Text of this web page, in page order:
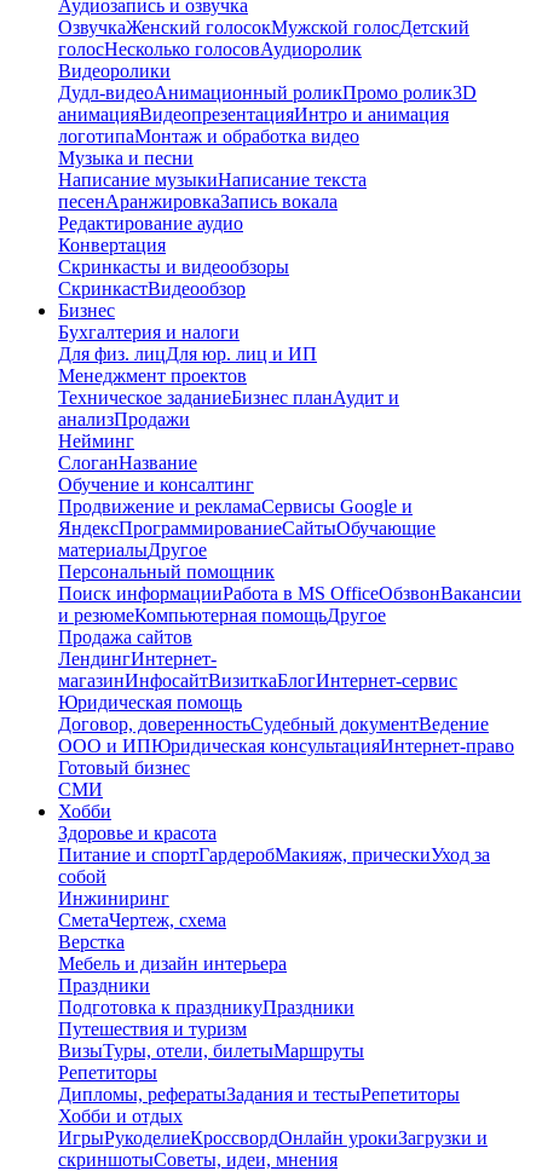
Аудиозапись и озвучка
ОзвучкаЖенский голосокМужской голосДетский
голосНесколько голосовАудиоролик
Видеоролики
Дудл-видеоАнимационный роликПромо ролик3D
анимацияВидеопрезентацияИнтро и анимация
логотипаМонтаж и обработка видео
Музыка и песни
Написание музыкиНаписание текста
песенАранжировкаЗапись вокала
Редактирование аудио
Конвертация
Скринкасты и видеообзоры
СкринкастВидеообзор
Бизнес
Бухгалтерия и налоги
Для физ. лицДля юр. лиц и ИП
Менеджмент проектов
Техническое заданиеБизнес планАудит и
анализПродажи
Нейминг
СлоганНазвание
Обучение и консалтинг
Продвижение и рекламаСервисы Google и
ЯндексПрограммированиеСайтыОбучающие
материалыДругое
Персональный помощник
Поиск информацииРабота в MS OfficeОбзвонВакансии
и резюмеКомпьютерная помощьДругое
Продажа сайтов
ЛендингИнтернет-
магазинИнфосайтВизиткаБлогИнтернет-сервис
Юридическая помощь
Договор, доверенностьСудебный документВедение
ООО и ИПЮридическая консультацияИнтернет-право
Готовый бизнес
СМИ
Хобби
Здоровье и красота
Питание и спортГардеробМакияж, прическиУход за
собой
Инжиниринг
СметаЧертеж, схема
Верстка
Мебель и дизайн интерьера
Праздники
Подготовка к праздникуПраздники
Путешествия и туризм
ВизыТуры, отели, билетыМаршруты
Репетиторы
Дипломы, рефератыЗадания и тестыРепетиторы
Хобби и отдых
ИгрыРукоделиеКроссвордОнлайн урокиЗагрузки и
скриншотыСоветы, идеи, мнения